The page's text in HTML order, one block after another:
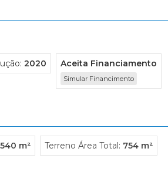
Condomínio Jardins
Condomínio Paineiras
2020 Aceita Financiamento
Simular Financimento
540 m² Terreno Área Total: 754 m²